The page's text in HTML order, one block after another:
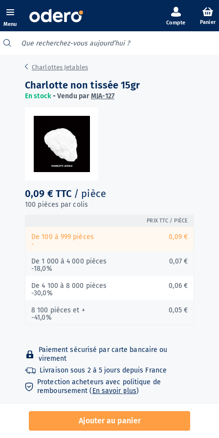
Menu Panier
Charlottes Jetables
Charlotte non tissée 15gr
En stock-Vendu parMJA-127
0,09 € TTC / pièce
100 pièces par colis
PRIX TTC / PIÈCE
De 100 à 999 pièces
0,09 €
-
De 1 000 à 4 000 pièces
0,07 €
-18,0%
De 4 100 à 8 000 pièces
0,06 €
-30,0%
8 100 pièces et +
0,05 €
-41,0%
Paiement sécurisé par carte bancaire ou
virement
Livraison sous 2 à 5 jours depuis France
Protection acheteurs avec politique de
remboursement (En savoir plus)
Charlottes repliées
· Grammage : 15g/m2
· Dimensions : diamètre normal 22 cm (± 1 cm).
Ajouter au panier